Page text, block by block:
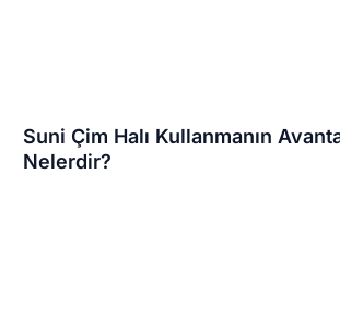
Suni Çim Halı Kullanmanın
Nelerdir?